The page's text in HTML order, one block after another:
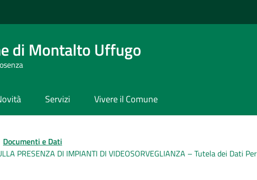
di Montalto Uffugo
Servizi Vivere il Comune
Documenti e Dati
PRESENZA DI IMPIANTI DI VIDEOSORVEGLIANZA – Tutela dei Dati